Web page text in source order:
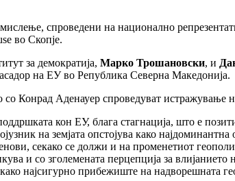
спроведени на национално
во Скопје.
за демократија, Марко Трошановски, и
на ЕУ во Република Северна Македонија.
Конрад Аденауер спроведуват истражување
кон ЕУ, блага стагнација, што е
на земјата опстојува како
секако се должи и на променетиот
и со зголемената перцепција за
најсигурно прибежиште на надворешната